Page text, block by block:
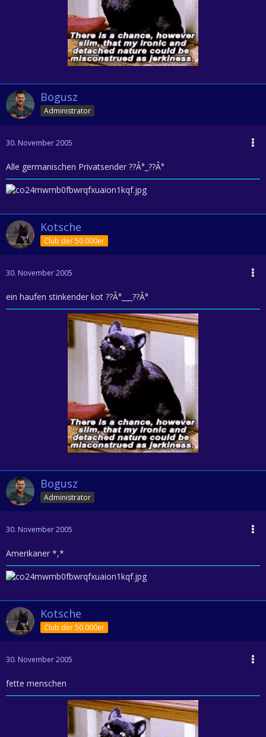
Bogusz
Administrator
30. November 2005
Alle germanischen Privatsender ??Â°_??Â°
Kotsche
Club der 50.000er
30. November 2005
ein haufen stinkender kot ??Â°___??Â°
Bogusz
Administrator
30. November 2005
Amerikaner *,*
Kotsche
Club der 50.000er
30. November 2005
fette menschen